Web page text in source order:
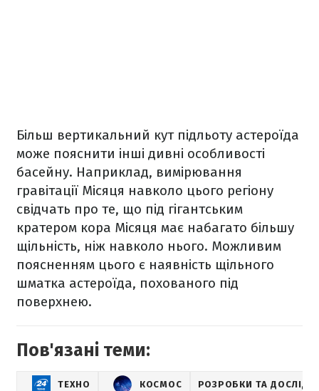
Більш вертикальний кут підльоту астероїда
може пояснити інші дивні особливості
басейну. Наприклад, вимірювання
гравітації Місяця навколо цього регіону
свідчать про те, що під гігантським
кратером кора Місяця має набагато більшу
щільність, ніж навколо нього. Можливим
поясненням цього є наявність щільного
шматка астероїда, похованого під
поверхнею.
Пов'язані теми:
ТЕХНО КОСМОС РОЗРОБКИ ТА